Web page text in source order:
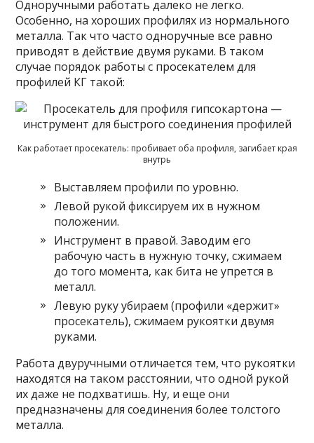
Одноручными работать далеко не легко.
Особенно, на хороших профилях из нормального
металла. Так что часто одноручные все равно
приводят в действие двумя руками. В таком
случае порядок работы с просекателем для
профилей КГ такой:
Как работает просекатель: пробивает оба профиля, загибает края
внутрь
Выставляем профили по уровню.
Левой рукой фиксируем их в нужном
положении.
Инструмент в правой. Заводим его
рабочую часть в нужную точку, сжимаем
до того момента, как бита не упрется в
металл.
Левую руку убираем (профили «держит»
просекатель), сжимаем рукоятки двумя
руками.
Работа двуручными отличается тем, что рукоятки
находятся на таком расстоянии, что одной рукой
их даже не подхватишь. Ну, и еще они
предназначены для соединения более толстого
металла.